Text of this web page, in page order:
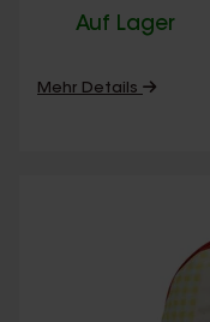
Auf Lager
Mehr Details